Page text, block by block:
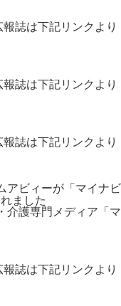
誌は下記リンクより
誌は下記リンクより
誌は下記リンクより
アビィーが「マイナビ
ました
介護専門メディア「マ
誌は下記リンクより